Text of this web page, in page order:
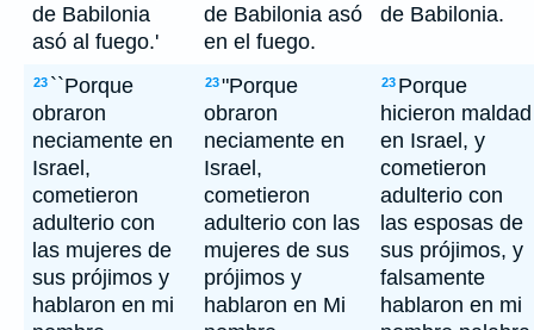
de Babilonia
asó al fuego.'
de Babilonia asó
en el fuego.
de Babilonia.
23 ``Porque
obraron
neciamente en
Israel,
cometieron
adulterio con
las mujeres de
sus prójimos y
hablaron en mi
23"Porque
obraron
neciamente en
Israel,
cometieron
adulterio con las
mujeres de sus
prójimos y
hablaron en Mi
23 Porque
hicieron maldad
en Israel, y
cometieron
adulterio con
las esposas de
sus prójimos, y
falsamente
hablaron en mi